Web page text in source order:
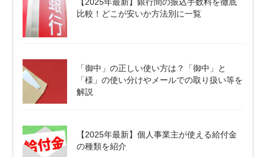
比較！どこが安いか方法別に一覧
「御中」の正しい使い方は？「御中」と
「様」の使い分けやメールでの取り扱い等を
解説
【2025年最新】個人事業主が使える給付金
の種類を紹介